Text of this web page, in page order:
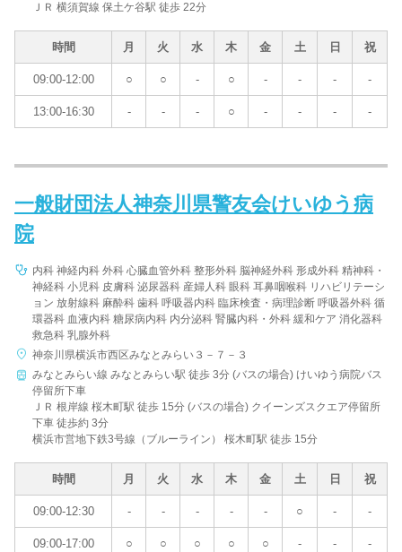
ＪＲ 横須賀線 保土ケ谷駅 徒歩 22分
時間 月 火 水 木 金 土 日 祝
09:00-12:00 ○ ○ - ○ - - - -
13:00-16:30 - - - ○ - - - -
一般財団法人神奈川県警友会けいゆう病
院
内科 神経内科 外科 心臓血管外科 整形外科 脳神経外科 形成外科 精神科・
神経科 小児科 皮膚科 泌尿器科 産婦人科 眼科 耳鼻咽喉科 リハビリテーシ
ョン 放射線科 麻酔科 歯科 呼吸器内科 臨床検査・病理診断 呼吸器外科 循
環器科 血液内科 糖尿病内科 内分泌科 腎臓内科・外科 緩和ケア 消化器科
救急科 乳腺外科
神奈川県横浜市西区みなとみらい３－７－３
みなとみらい線 みなとみらい駅 徒歩 3分 (バスの場合) けいゆう病院バス
停留所下車
ＪＲ 根岸線 桜木町駅 徒歩 15分 (バスの場合) クイーンズスクエア停留所
下車 徒歩約 3分
横浜市営地下鉄3号線（ブルーライン） 桜木町駅 徒歩 15分
時間 月 火 水 木 金 土 日 祝
09:00-12:30 - - - - - ○ - -
09:00-17:00 ○ ○ ○ ○ ○ - - -